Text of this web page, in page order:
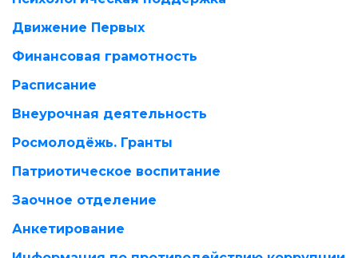
Движение Первых
Финансовая грамотность
Расписание
Внеурочная деятельность
Росмолодёжь. Гранты
Патриотическое воспитание
Заочное отделение
Анкетирование